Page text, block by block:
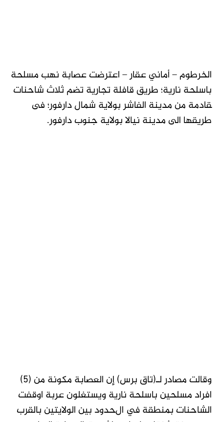
الخرطوم – أماني عقار – ﺍعترضت عصابة نهب مسلحة
باسلحة نارية؛ ﻃﺮﻳﻖ ﻗﺎﻓﻠﺔ ﺗﺠﺎﺭﻳﺔ ﺗﻀﻢ ثلاث شاحنات
ﻘﺎﺩﻣﺔ ﻣﻦ ﻣﺪﻳﻨﺔ ﺍﻟﻔﺎﺷﺮ ﺑﻮﻻﻳﺔ ﺷﻤﺎﻝ ﺩﺍﺭﻓﻮﺭ؛ ﻓﻰ
ﻃﺮﻳﻘﻬﺎ ﺍﻟﻰ ﻣﺪﻳﻨﺔ ﻧﻴﺎﻻ ﺑﻮﻻﻳﺔ ﺟﻨﻮﺏ ﺩﺍﺭﻓﻮﺭ.
وقالت مصادر لـ(تاق برس) إن العصابة مكونة من (5)
افراد مسلحين باسلحة نارية ويستغلون عربة اوقفت
ﺍﻟﺸﺎﺣﻨﺎﺕ ﺑﻤﻨﻄﻘﺔ في الﺤﺪﻭﺩ ﺑﻴﻦ ﺍﻟﻮﻻﻳﺘﻴﻦ بالقرب